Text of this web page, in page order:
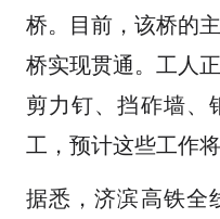
桥。目前，该桥的
桥实现贯通。工人
剪力钉、挡砟墙、
工，预计这些工作
据悉，济滨高铁全